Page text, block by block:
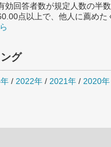
効回答者数が規定人数の半
点以上で、他人に薦めた
グ
/ 2022年 / 2021年 / 2020年